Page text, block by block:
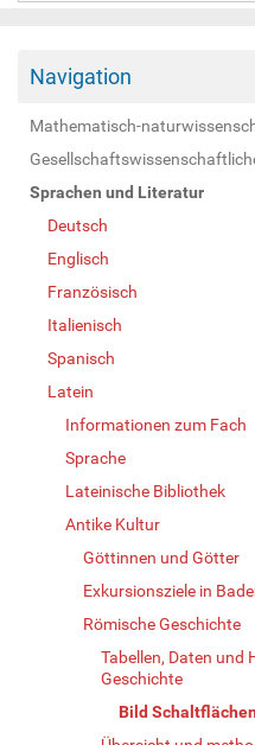
Navigation
Mathematisch-
Sprachen und Literatur
Deutsch
Englisch
Französisch
Italienisch
Spanisch
Latein
Informationen zum Fach
Sprache
Lateinische Bibliothek
Antike Kultur
Göttinnen und Götter
Exkursionsziele in
Römische Geschichte
Tabellen, Daten und
Geschichte
Bild